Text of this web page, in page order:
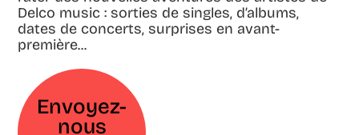
Delco music : sorties de singles, d’albums,
dates de concerts, surprises en avant-
première...
Envoyez-
nous